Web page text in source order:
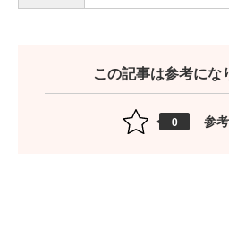
この記事は参考にな
0 参